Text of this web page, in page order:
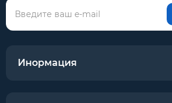
Инормация